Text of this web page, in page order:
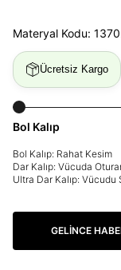
Materyal Kodu:
Ücretsiz Kargo
Bol Kalıp
Bol Kalıp: Rahat Kesim
Dar Kalıp: Vücuda
Ultra Dar Kalıp: Vücudu
GELINCE
Şifre